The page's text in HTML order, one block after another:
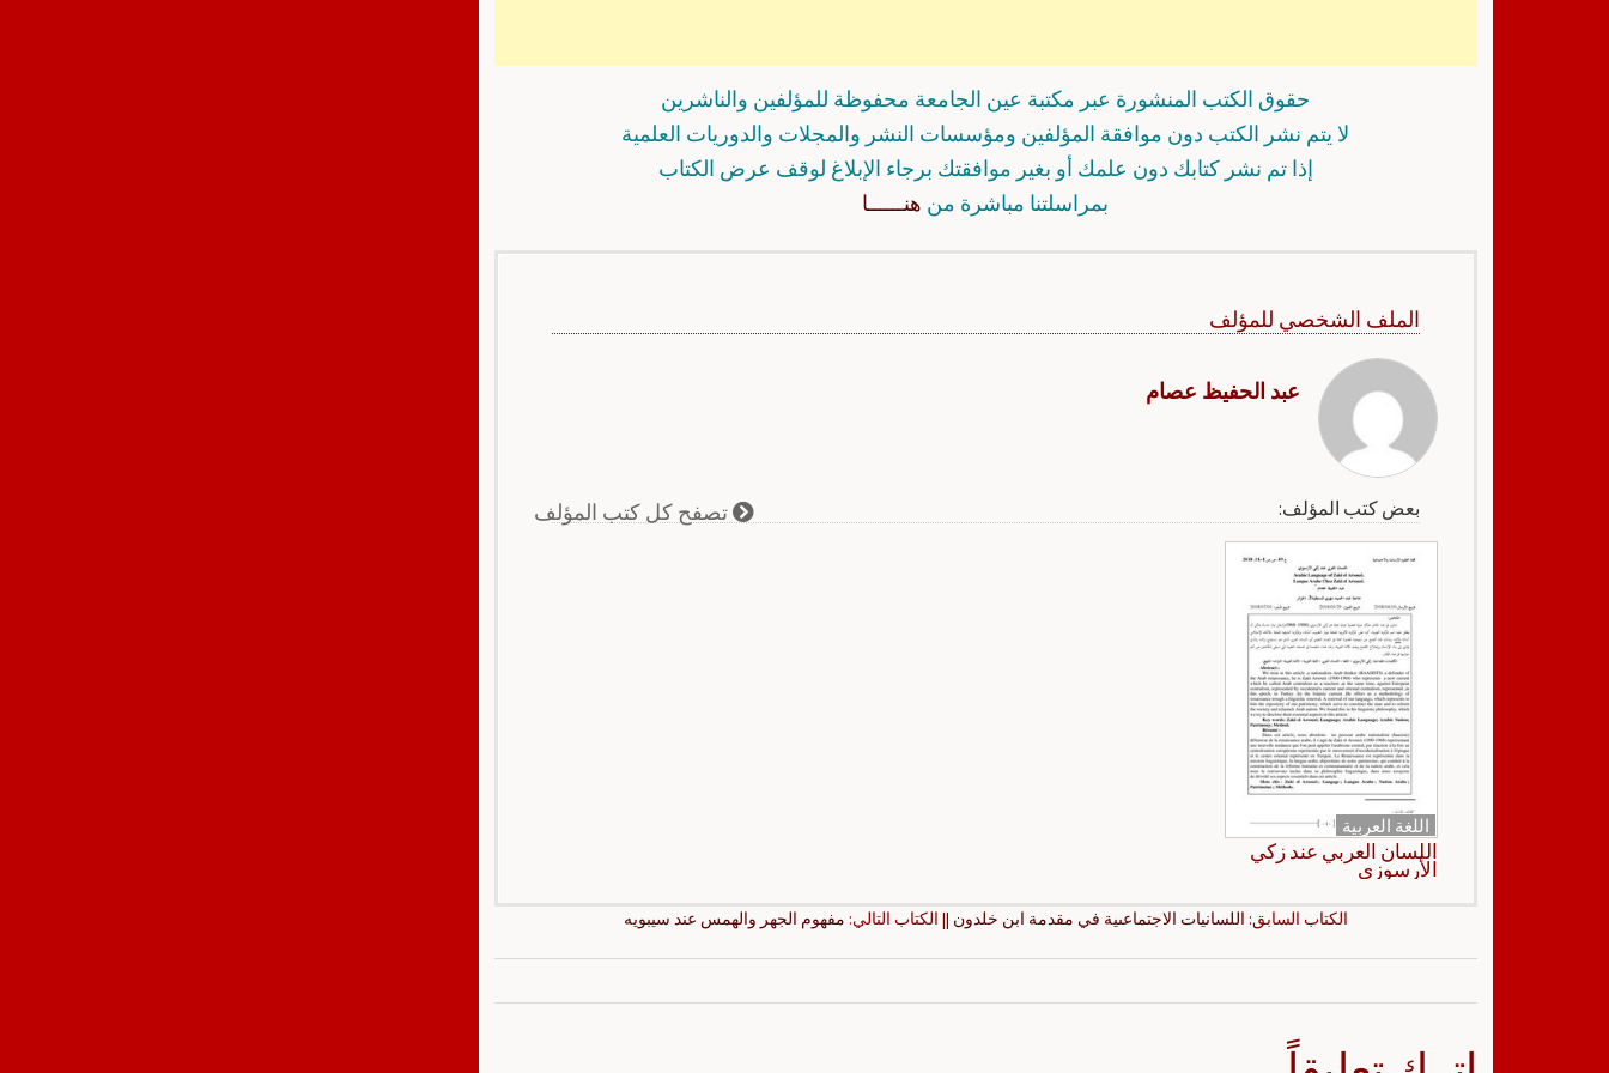
حقوق الكتب المنشورة عبر مكتبة عين الجامعة محفوظة للمؤلفين والناشرين
لا يتم نشر الكتب دون موافقة المؤلفين ومؤسسات النشر والمجلات والدوريات العلمية
إذا تم نشر كتابك دون علمك أو بغير موافقتك برجاء الإبلاغ لوقف عرض الكتاب
بمراسلتنا مباشرة من هنــــــا
الملف الشخصي للمؤلف
عبد الحفيظ عصام
بعض كتب المؤلف: تصفح كل كتب المؤلف
اللغة العربية
اللسان العربي عند زكي
الأرسوزي
الكتاب السابق: اللسانيات الاجتماعىية في مقدمة ابن خلدون || الكتاب التالي: مفهوم الجهر والهمس عند سيبويه